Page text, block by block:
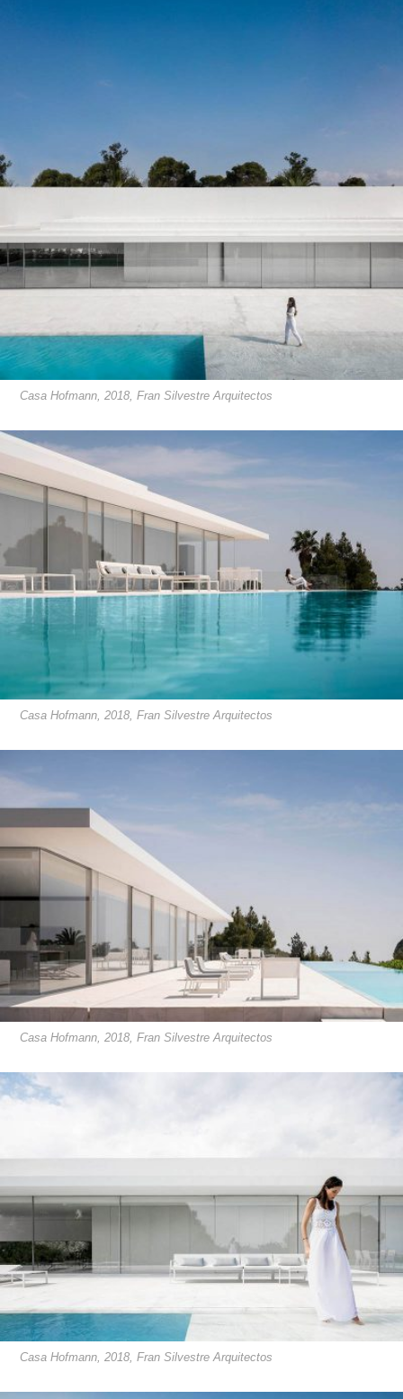
Casa Hofmann, 2018, Fran Silvestre Arquitectos
Casa Hofmann, 2018, Fran Silvestre Arquitectos
Casa Hofmann, 2018, Fran Silvestre Arquitectos
Casa Hofmann, 2018, Fran Silvestre Arquitectos